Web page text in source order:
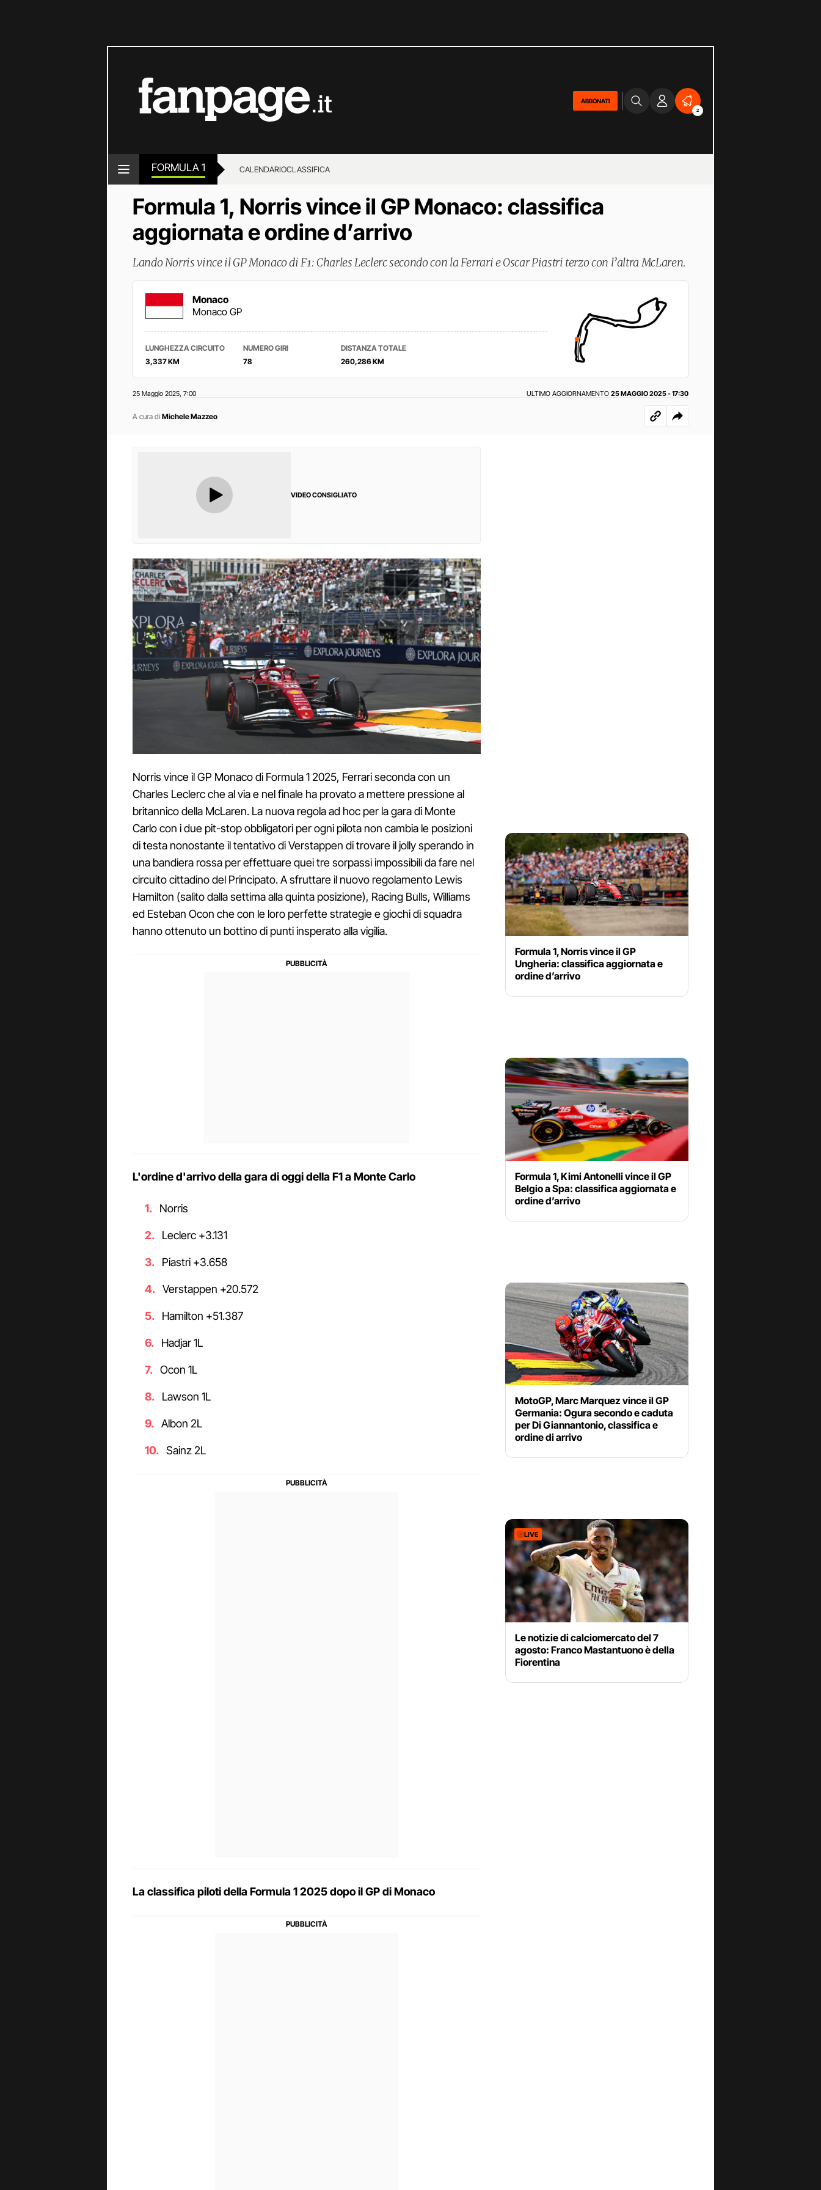
ABBONATI
2
FORMULA 1 CALENDARIOCLASSIFICA
Formula 1, Norris vince il GP Monaco: classifica
aggiornata e ordine d’arrivo
Lando Norris vince il GP Monaco di F1: Charles Leclerc secondo con la Ferrari e Oscar Piastri terzo con l’altra McLaren.
Monaco
Monaco GP
LUNGHEZZA CIRCUITO
3,337 KM
NUMERO GIRI
78
DISTANZA TOTALE
260,286 KM
25 Maggio 2025 7:00 ULTIMO AGGIORNAMENTO 25 MAGGIO 2025 - 17:30
A cura di Michele Mazzeo
VIDEO CONSIGLIATO
Norris vince il GP Monaco di Formula 1 2025, Ferrari seconda con un
Charles Leclerc che al via e nel finale ha provato a mettere pressione al
britannico della McLaren. La nuova regola ad hoc per la gara di Monte
Carlo con i due pit-stop obbligatori per ogni pilota non cambia le posizioni
di testa nonostante il tentativo di Verstappen di trovare il jolly sperando in
una bandiera rossa per effettuare quei tre sorpassi impossibili da fare nel
circuito cittadino del Principato. A sfruttare il nuovo regolamento Lewis
Hamilton (salito dalla settima alla quinta posizione), Racing Bulls, Williams
ed Esteban Ocon che con le loro perfette strategie e giochi di squadra
hanno ottenuto un bottino di punti insperato alla vigilia.
L'ordine d'arrivo della gara di oggi della F1 a Monte Carlo
Norris
Leclerc +3.131
Piastri +3.658
Verstappen +20.572
Hamilton +51.387
Hadjar 1L
Ocon 1L
Lawson 1L
Albon 2L
Sainz 2L
La classifica piloti della Formula 1 2025 dopo il GP di Monaco
Formula 1, Norris vince il GP
Ungheria: classifica aggiornata e
ordine d’arrivo
Formula 1, Kimi Antonelli vince il GP
Belgio a Spa: classifica aggiornata e
ordine d’arrivo
MotoGP, Marc Marquez vince il GP
Germania: Ogura secondo e caduta
per Di Giannantonio, classifica e
ordine di arrivo
LIVE
Le notizie di calciomercato del 7
agosto: Franco Mastantuono è della
Fiorentina